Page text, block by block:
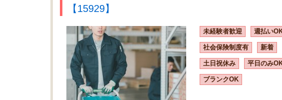
【15929】
未経験者歓迎 週払い
社会保険制度有 新着
土日祝休み 平日のみ
ブランクOK